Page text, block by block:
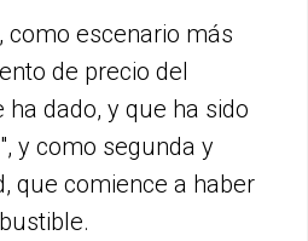
como escenario más
de precio del
dado, y que ha sido
y como segunda y
que comience a haber